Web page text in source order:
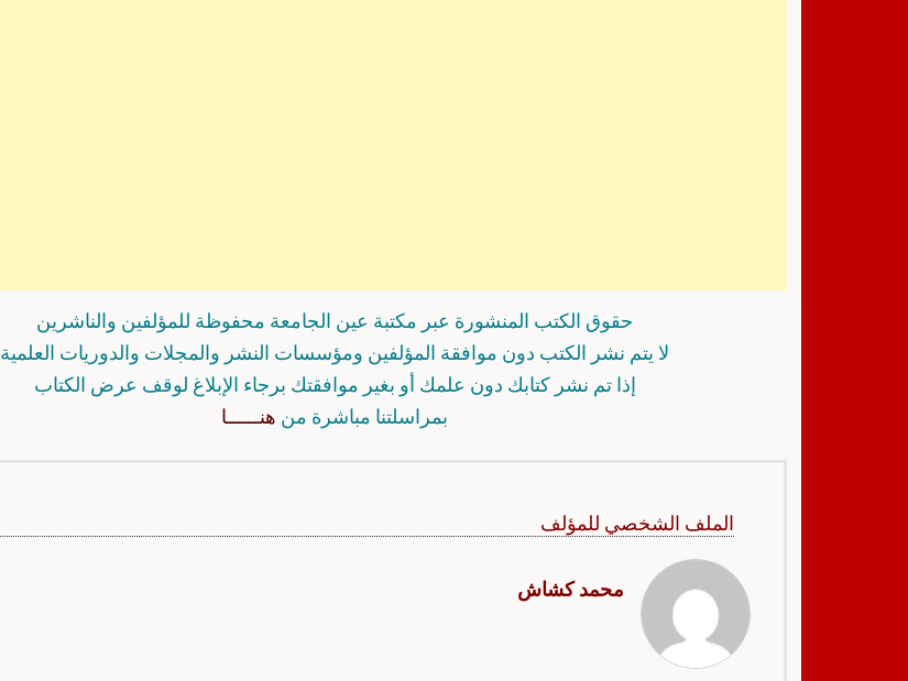
حقوق الكتب المنشورة عبر مكتبة عين الجامعة محفوظة للمؤلفين والناشرين
لا يتم نشر الكتب دون موافقة المؤلفين ومؤسسات النشر والمجلات والدوريات العلمية
إذا تم نشر كتابك دون علمك أو بغير موافقتك برجاء الإبلاغ لوقف عرض الكتاب
بمراسلتنا مباشرة من هنــــــا
الملف الشخصي للمؤلف
محمد كشاش